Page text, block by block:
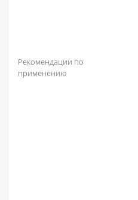
Рекомендации по
применению